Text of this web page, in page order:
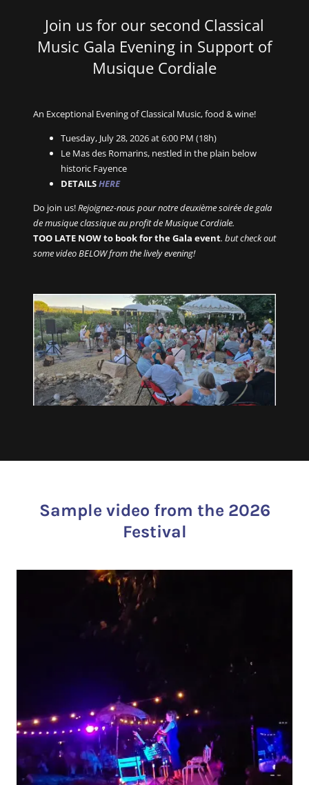
Join us for our second Classical
Music Gala Evening in Support of
Musique Cordiale
An Exceptional Evening of Classical Music, food & wine!
Tuesday, July 28, 2026 at 6:00 PM (18h)
Le Mas des Romarins, nestled in the plain below
historic Fayence
DETAILSHERE
Do join us!Rejoignez-nous pour notre deuxième soirée de gala
de musique classique au profit de Musique Cordiale.
TOO LATE NOW to book for the Gala event. but check out
some video BELOW from the lively evening!
Sample video from the 2026
Festival